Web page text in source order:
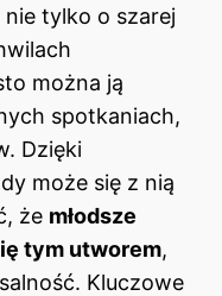
tylko o szarej
można ją
spotkaniach,
Dzięki
może się z nią
że młodsze
tym utworem,
Kluczowe